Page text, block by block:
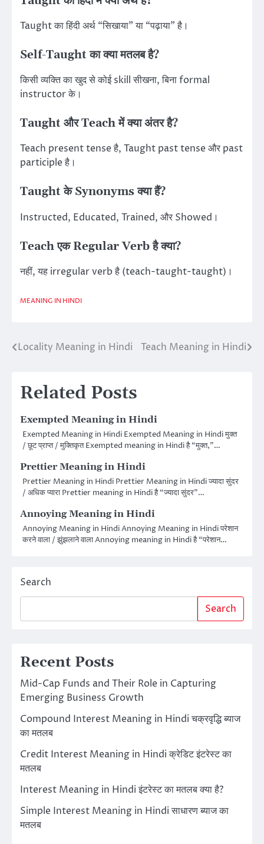
Taught का हिंदी अर्थ “सिखाया” या “पढ़ाया” है।
Self-Taught का क्या मतलब है?
किसी व्यक्ति का खुद से कोई skill सीखना, बिना formal
instructor के।
Taught और Teach में क्या अंतर है?
Teach present tense है, Taught past tense और past
participle है।
Taught के Synonyms क्या हैं?
Instructed, Educated, Trained, और Showed।
Teach एक Regular Verb है क्या?
नहीं, यह irregular verb है (teach-taught-taught)।
MEANING IN HINDI
Post
Locality Meaning in Hindi Teach Meaning in Hindi
Related Posts
Exempted Meaning in Hindi
Exempted Meaning in Hindi Exempted Meaning in Hindi मुक्त
/ छूट प्राप्त / मुक्तिकृत Exempted meaning in Hindi है “मुक्त,”…
Prettier Meaning in Hindi
Prettier Meaning in Hindi Prettier Meaning in Hindi ज्यादा सुंदर
/ अधिक प्यारा Prettier meaning in Hindi है “ज्यादा सुंदर”…
Annoying Meaning in Hindi
Annoying Meaning in Hindi Annoying Meaning in Hindi परेशान
करने वाला / झुंझलाने वाला Annoying meaning in Hindi है “परेशान…
Search
Search
Recent Posts
Mid-Cap Funds and Their Role in Capturing
Emerging Business Growth
Compound Interest Meaning in Hindi चक्रवृद्धि ब्याज
का मतलब
Credit Interest Meaning in Hindi क्रेडिट इंटरेस्ट का
मतलब
Interest Meaning in Hindi इंटरेस्ट का मतलब क्या है?
Simple Interest Meaning in Hindi साधारण ब्याज का
मतलब